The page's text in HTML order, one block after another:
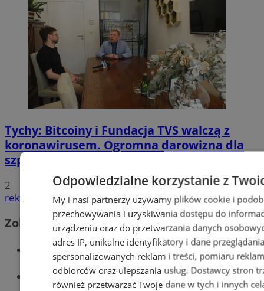
Tychy: Bitcoiny i Fundacja TVS walczą z
koronawirusem. Ogromna darowizna dla
szpitala
2
reklama
Zobacz również
Wiadomości kryminalne w Tychach
Wiadomości lokalne
Odpowiedzialne korzystanie z
My i nasi partnerzy używamy plików cookie i
przechowywania i uzyskiwania dostępu do
urządzeniu oraz do przetwarzania danych
adres IP, unikalne identyfikatory i dane
spersonalizowanych reklam i treści, pomiaru
odbiorców oraz ulepszania usług. Dostawcy stron
również przetwarzać Twoje dane w tych i innych